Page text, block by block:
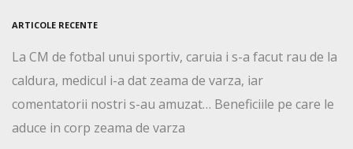
ARTICOLE RECENTE
La CM de fotbal unui sportiv, caruia i s-a facut rau de la
caldura, medicul i-a dat zeama de varza, iar
comentatorii nostri s-au amuzat… Beneficiile pe care le
aduce in corp zeama de varza